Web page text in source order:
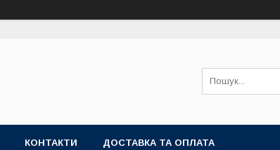
КОНТАКТИ ДОСТАВКА ТА ОПЛАТА